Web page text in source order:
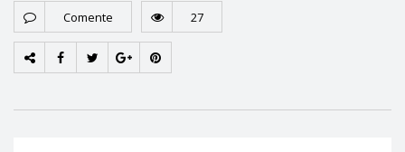
Comente 27